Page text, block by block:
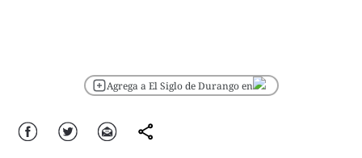
Agrega a El Siglo de Durango en
Facebook Twitter Correo comparte